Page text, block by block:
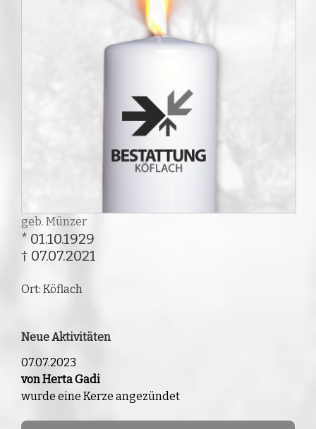
geb. Münzer
* 01.10.1929
† 07.07.2021
Ort: Köflach
Neue Aktivitäten
07.07.2023
von Herta Gadi
wurde eine Kerze angezündet